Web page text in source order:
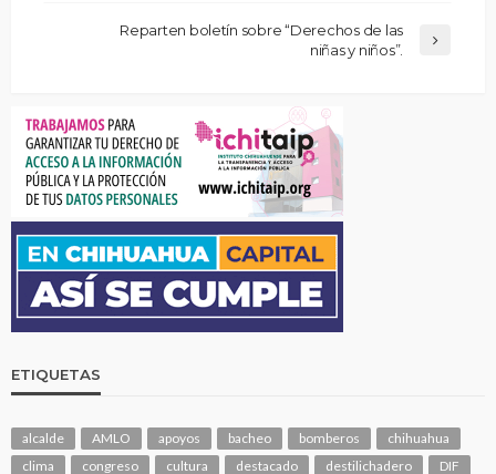
Reparten boletín sobre “Derechos de las
niñas y niños”.
ETIQUETAS
alcalde AMLO apoyos bacheo bomberos
chihuahua
clima
congreso cultura destacado destilichadero
DIF